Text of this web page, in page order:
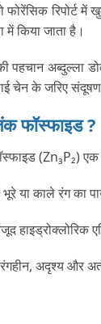
फोरेंसिक रिपोर्ट
में किया जाता है।
पहचान अब्दुल्ला
चेन के जरिए
फॉस्फाइड ?
(Zn₃P₂) एक
या काले रंग का
अदृश्य और